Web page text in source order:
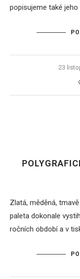
popisujeme také
23
Zlatá, měděná,
paleta dokonale
ročních období a v